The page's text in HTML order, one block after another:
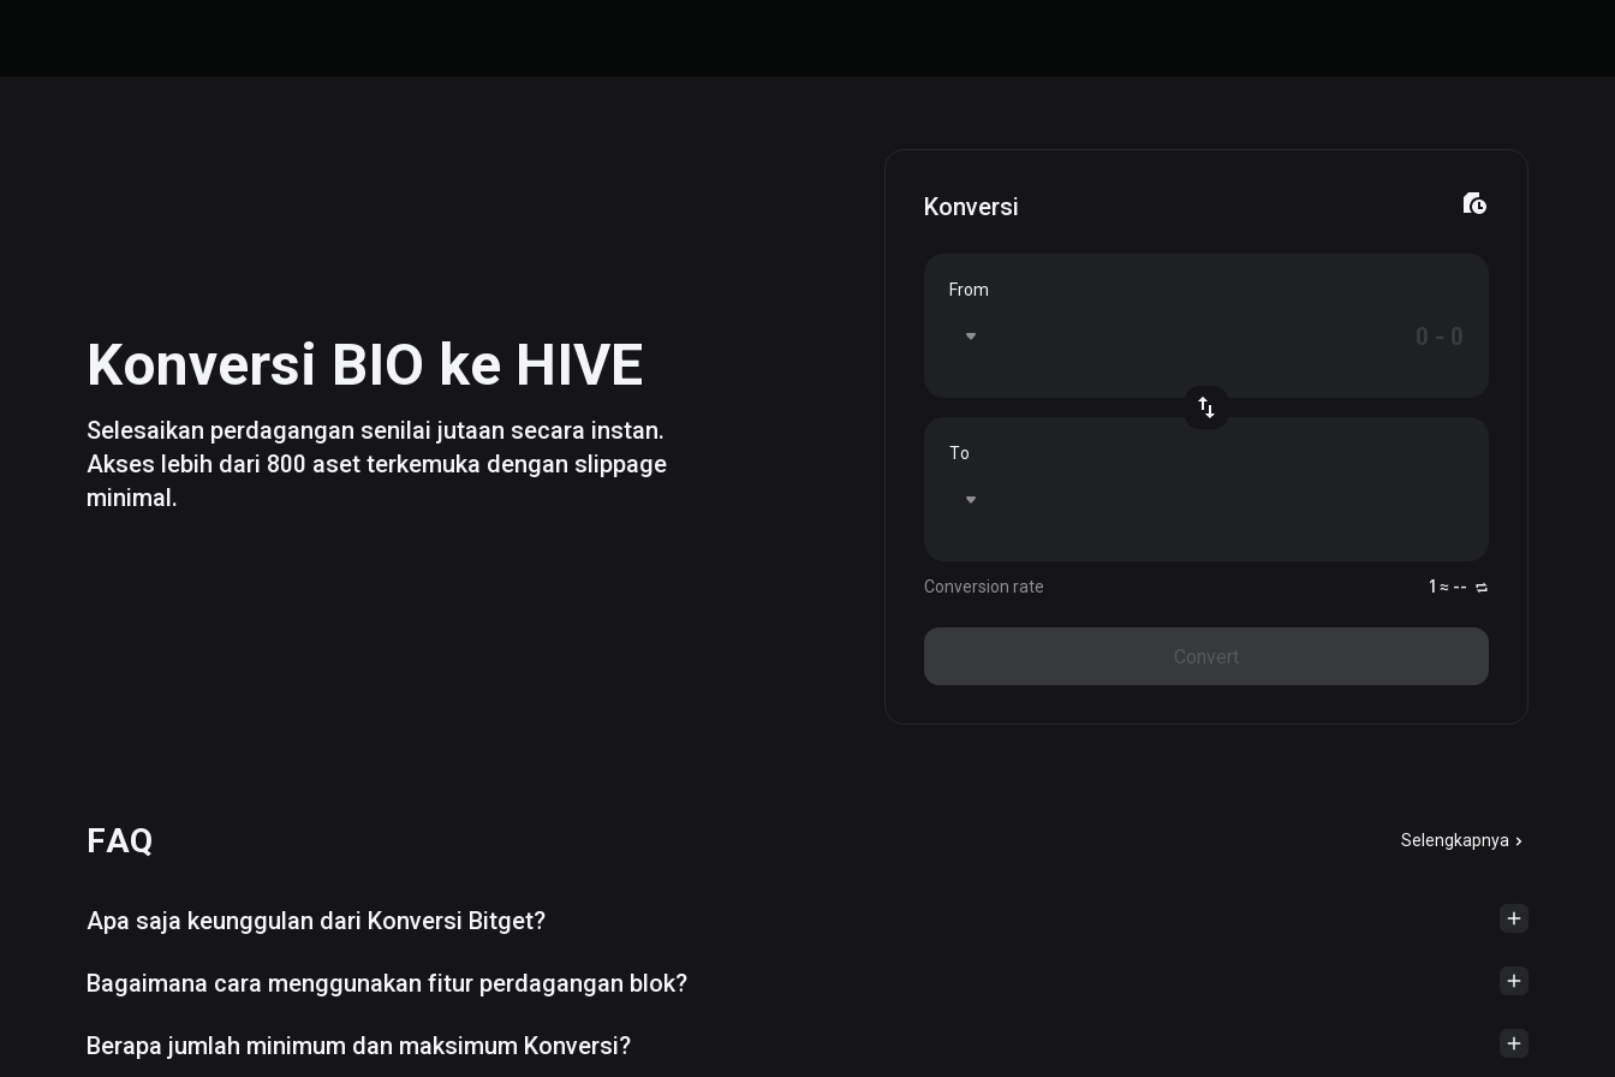
Konversi BIO ke HIVE
Selesaikan perdagangan senilai jutaan secara instan.
Akses lebih dari 800 aset terkemuka dengan slippage
minimal.
Konversi
From
To
Conversion rate 1 ≈ --
Convert
FAQ Selengkapnya
Apa saja keunggulan dari Konversi Bitget?
Bagaimana cara menggunakan fitur perdagangan blok?
Berapa jumlah minimum dan maksimum Konversi?